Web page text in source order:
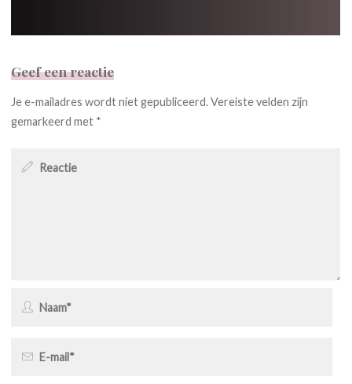
Geef een reactie
Je e-mailadres wordt niet gepubliceerd.Vereiste velden zijn
gemarkeerd met *